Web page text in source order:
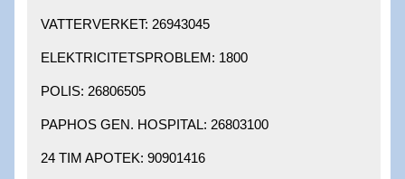
VATTERVERKET: 26943045 ​
ELEKTRICITETSPROBLEM: 1800 ​
POLIS: 26806505 ​
PAPHOS GEN. HOSPITAL: 26803100 ​
24 TIM APOTEK: 90901416 ​